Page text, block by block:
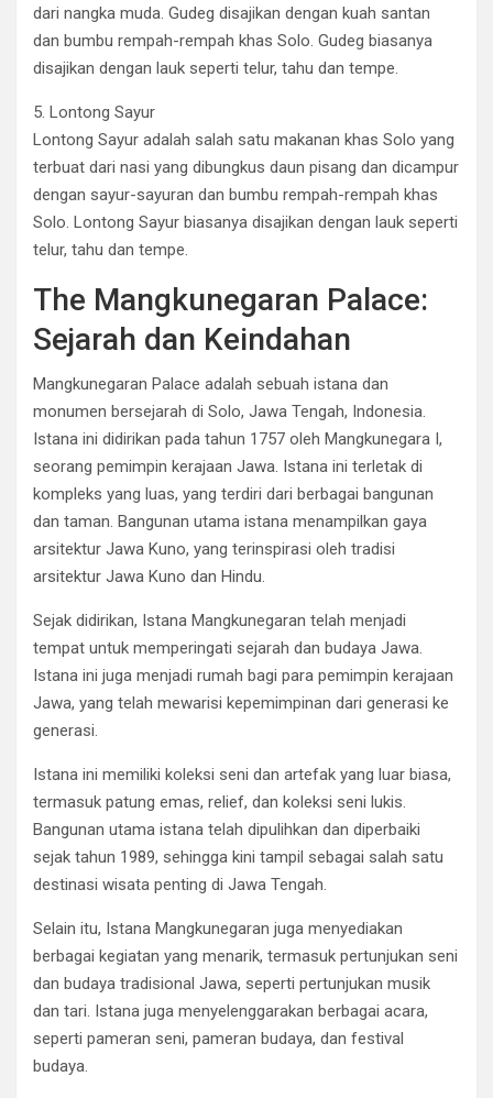
dari nangka muda. Gudeg disajikan dengan kuah santan
dan bumbu rempah-rempah khas Solo. Gudeg biasanya
disajikan dengan lauk seperti telur, tahu dan tempe.
5. Lontong Sayur
Lontong Sayur adalah salah satu makanan khas Solo yang
terbuat dari nasi yang dibungkus daun pisang dan dicampur
dengan sayur-sayuran dan bumbu rempah-rempah khas
Solo. Lontong Sayur biasanya disajikan dengan lauk seperti
telur, tahu dan tempe.
The Mangkunegaran Palace:
Sejarah dan Keindahan
Mangkunegaran Palace adalah sebuah istana dan
monumen bersejarah di Solo, Jawa Tengah, Indonesia.
Istana ini didirikan pada tahun 1757 oleh Mangkunegara I,
seorang pemimpin kerajaan Jawa. Istana ini terletak di
kompleks yang luas, yang terdiri dari berbagai bangunan
dan taman. Bangunan utama istana menampilkan gaya
arsitektur Jawa Kuno, yang terinspirasi oleh tradisi
arsitektur Jawa Kuno dan Hindu.
Sejak didirikan, Istana Mangkunegaran telah menjadi
tempat untuk memperingati sejarah dan budaya Jawa.
Istana ini juga menjadi rumah bagi para pemimpin kerajaan
Jawa, yang telah mewarisi kepemimpinan dari generasi ke
generasi.
Istana ini memiliki koleksi seni dan artefak yang luar biasa,
termasuk patung emas, relief, dan koleksi seni lukis.
Bangunan utama istana telah dipulihkan dan diperbaiki
sejak tahun 1989, sehingga kini tampil sebagai salah satu
destinasi wisata penting di Jawa Tengah.
Selain itu, Istana Mangkunegaran juga menyediakan
berbagai kegiatan yang menarik, termasuk pertunjukan seni
dan budaya tradisional Jawa, seperti pertunjukan musik
dan tari. Istana juga menyelenggarakan berbagai acara,
seperti pameran seni, pameran budaya, dan festival
budaya.